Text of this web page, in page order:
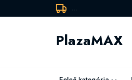
...
PlazaMAX